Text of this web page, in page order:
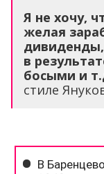
Я не хочу,
желая
в
босыми и
стиле